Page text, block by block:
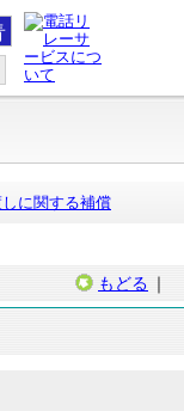
に関する補償
もどる ｜